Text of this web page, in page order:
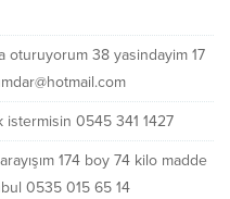
oturuyorum 38 yasindayim 17
istermisin 0545 341 1427
174 boy 74 kilo madde
0535 015 65 14